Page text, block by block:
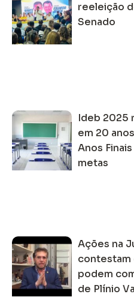
reeleição
Senado
Ideb 2025
em 20
Anos
metas
Ações na
contestam
podem
de Plínio